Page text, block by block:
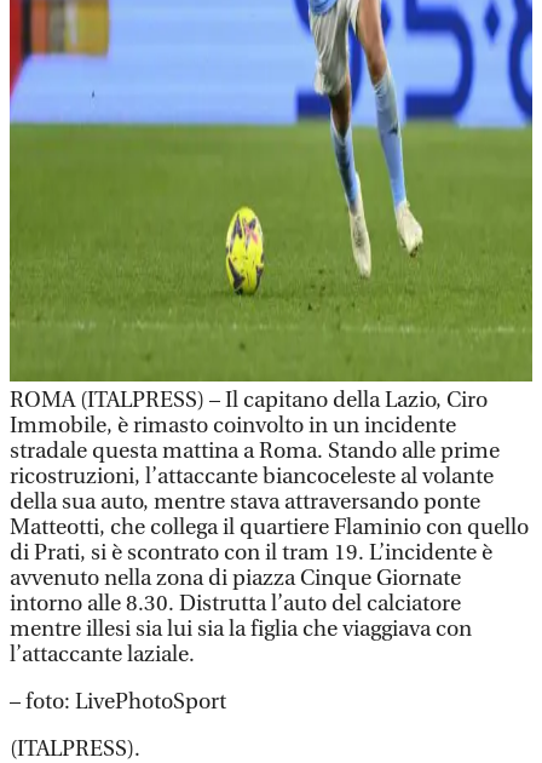
ROMA (ITALPRESS) – Il capitano della Lazio, Ciro
Immobile, è rimasto coinvolto in un incidente
stradale questa mattina a Roma. Stando alle prime
ricostruzioni, l’attaccante biancoceleste al volante
della sua auto, mentre stava attraversando ponte
Matteotti, che collega il quartiere Flaminio con quello
di Prati, si è scontrato con il tram 19. L’incidente è
avvenuto nella zona di piazza Cinque Giornate
intorno alle 8.30. Distrutta l’auto del calciatore
mentre illesi sia lui sia la figlia che viaggiava con
l’attaccante laziale.
– foto: LivePhotoSport
(ITALPRESS).